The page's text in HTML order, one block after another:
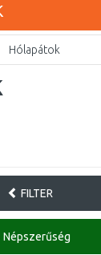
Hólapátok
FILTER
Népszerűség